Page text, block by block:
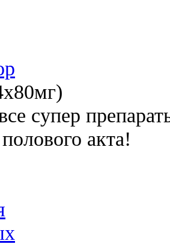
супер
акта!